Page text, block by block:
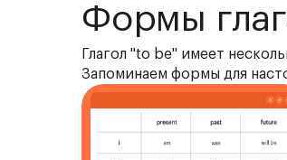
Формы
Глагол "to be" имеет
Запоминаем формы для